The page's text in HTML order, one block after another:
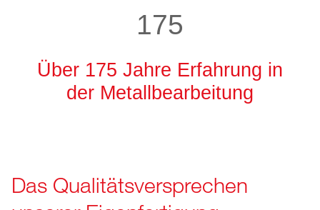
175
Über 175 Jahre Erfahrung in
der Metallbearbeitung
Das Qualitätsversprechen